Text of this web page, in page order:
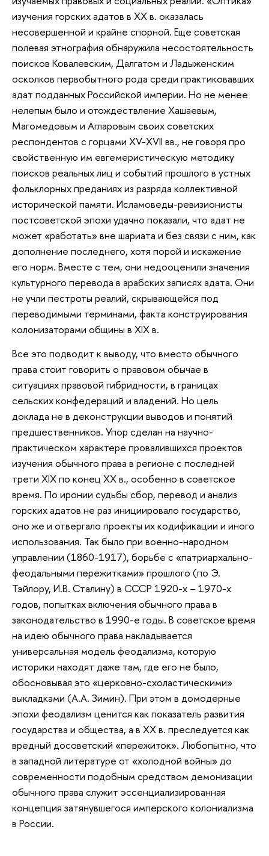
изучения горских адатов в ХХ в. оказалась
несовершенной и крайне спорной. Еще советская
полевая этнография обнаружила несостоятельность
поисков Ковалевским, Далгатом и Ладыженским
осколков первобытного рода среди практиковавших
адат подданных Российской империи. Но не менее
нелепым было и отождествление Хашаевым,
Магомедовым и Агларовым своих советских
респондентов с горцами XV-XVII вв., не говоря про
свойственную им евгемеристическую методику
поисков реальных лиц и событий прошлого в устных
фольклорных преданиях из разряда коллективной
исторической памяти. Исламоведы-ревизионисты
постсоветской эпохи удачно показали, что адат не
может «работать» вне шариата и без связи с ним, как
дополнение последнего, хотя порой и искажение
его норм. Вместе с тем, они недооценили значения
культурного перевода в арабских записях адата. Они
не учли пестроты реалий, скрывающейся под
переводимыми терминами, факта конструирования
колонизаторами общины в XIX в.
Все это подводит к выводу, что вместо обычного
права стоит говорить о правовом обычае в
ситуациях правовой гибридности, в границах
сельских конфедераций и владений. Но цель
доклада не в деконструкции выводов и понятий
предшественников. Упор сделан на научно-
практическом характере провалившихся проектов
изучения обычного права в регионе с последней
трети XIX по конец XX в., особенно в советское
время. По иронии судьбы сбор, перевод и анализ
горских адатов не раз инициировало государство,
оно же и отвергало проекты их кодификации и иного
использования. Так было при военно-народном
управлении (1860-1917), борьбе с «патриархально-
феодальными пережитками» прошлого (по Э.
Тэйлору, И.В. Сталину) в СССР 1920-х – 1970-х
годов, попытках включения обычного права в
законодательство в 1990-е годы. В советское время
на идею обычного права накладывается
универсальная модель феодализма, которую
историки находят даже там, где его не было,
обосновывая это «церковно-схоластическими»
выкладками (А.А. Зимин). При этом в домодерные
эпохи феодализм ценится как показатель развития
государства и общества, а в ХХ в. преследуется как
вредный досоветский «пережиток». Любопытно, что
в западной литературе от «холодной войны» до
современности подобным средством демонизации
обычного права служит эссенциализированная
концепция затянувшегося имперского колониализма
в России.